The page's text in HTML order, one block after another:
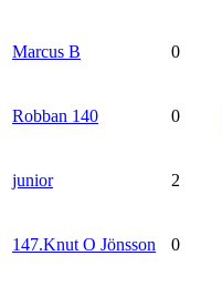
Marcus B 0
Robban 140 0
junior 2
147.Knut O Jönsson 0